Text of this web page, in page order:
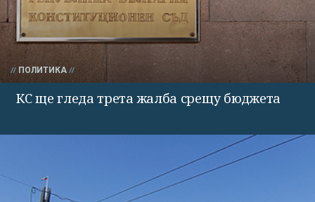
ПОЛИТИКА
КС ще гледа трета жалба срещу бюджета